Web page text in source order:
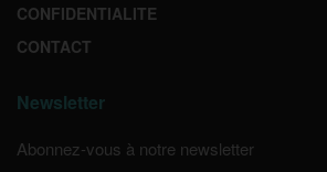
CONFIDENTIALITE
CONTACT
Newsletter
Abonnez-vous à notre newsletter